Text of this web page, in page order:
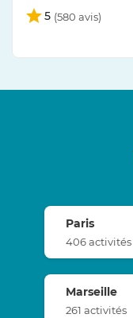
5
Paris
406 activités
Marseille
261 activités